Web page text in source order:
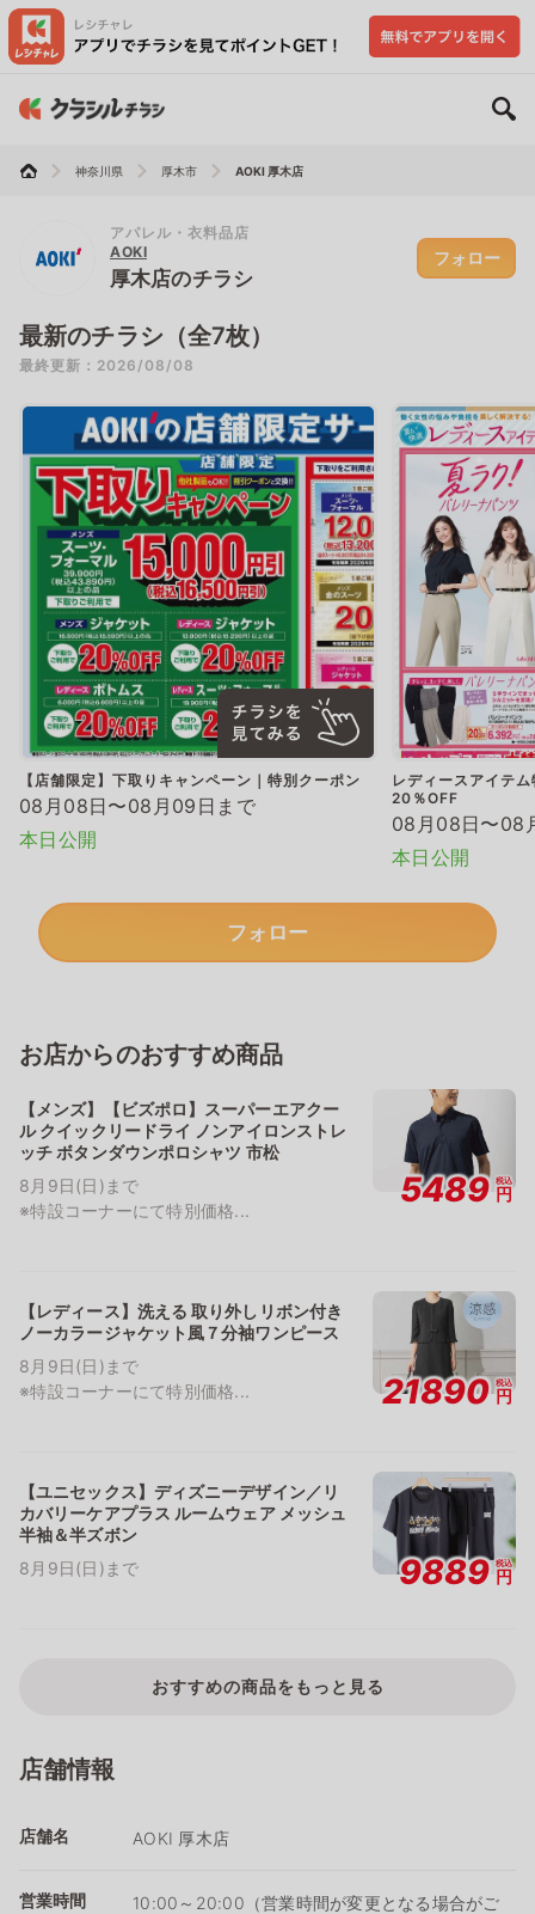
神奈川県 厚木市 AOKI 厚木店
アパレル・衣料品店
AOKI
厚木店のチラシ
フォロー
最新のチラシ（全7枚）
最終更新：2026/08/08
【店舗限定】下取りキャンペーン｜特別クーポン
08月08日〜08月09日まで
本日公開
レディースアイテ
20％OFF
08月08日〜08
本日公開
フォロー
お店からのおすすめ商品
【メンズ】【ビズポロ】スーパーエアクー
ル クイックリードライ ノンアイロンストレ
ッチ ボタンダウンポロシャツ 市松
8月9日(日)まで
※特設コーナーにて特別価格...
5489 税込
円
【レディース】洗える 取り外しリボン付き
ノーカラージャケット風７分袖ワンピース
8月9日(日)まで
※特設コーナーにて特別価格...
21890 税込
円
【ユニセックス】ディズニーデザイン／リ
カバリーケアプラス ルームウェア メッシュ
半袖＆半ズボン
8月9日(日)まで
9889 税込
円
おすすめの商品をもっと見る
店舗情報
店舗名 AOKI 厚木店
営業時間
10:00～20:00（営業時間が変更となる場合がご